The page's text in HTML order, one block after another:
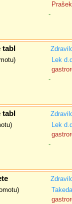
-
Lek
-
Lek
-